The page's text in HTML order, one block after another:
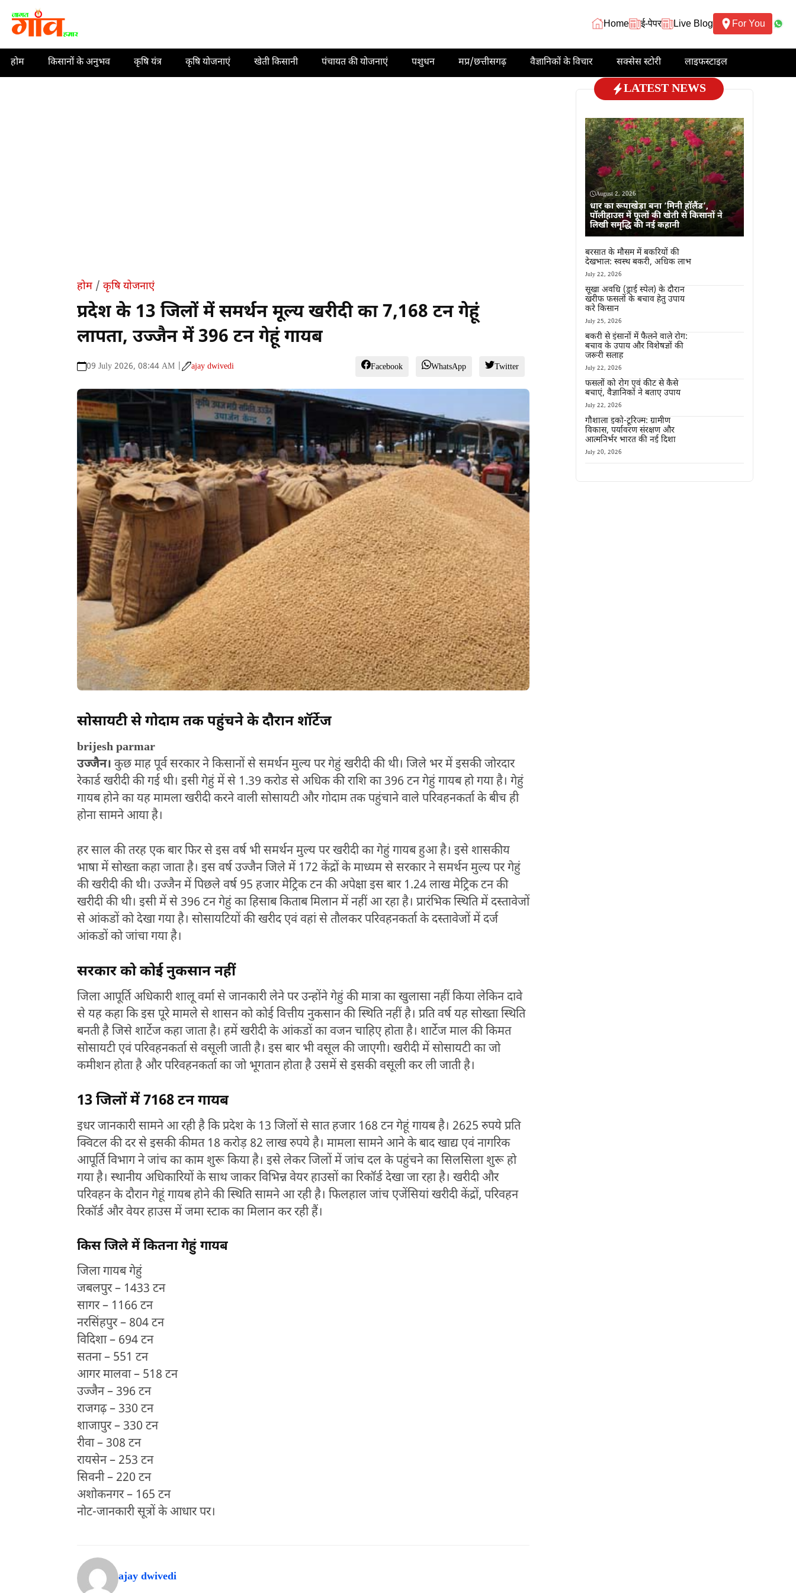
content
Home ई-पेपर Live Blog For You
होम किसानों के अनुभव कृषि यंत्र कृषि योजनाएं खेती किसानी पंचायत की योजनाएं पशुधन मप्र/छत्तीसगढ़ वैज्ञानिकों के विचार सक्सेस स्टोरी लाइफस्टाइल
होम / कृषि योजनाएं
प्रदेश के 13 जिलों में समर्थन मूल्य खरीदी का 7,168 टन गेहूं
लापता, उज्जैन में 396 टन गेहूं गायब
09 July 2026, 08:44 AM | ajay dwivedi Facebook WhatsApp Twitter
सोसायटी से गोदाम तक पहुंचने के दौरान शॉर्टेज
brijesh parmar
उज्जैन। कुछ माह पूर्व सरकार ने किसानों से समर्थन मुल्य पर गेहुं खरीदी की थी। जिले भर में इसकी जोरदार
रेकार्ड खरीदी की गई थी। इसी गेहुं में से 1.39 करोड से अधिक की राशि का 396 टन गेहुं गायब हो गया है। गेहुं
गायब होने का यह मामला खरीदी करने वाली सोसायटी और गोदाम तक पहुंचाने वाले परिवहनकर्ता के बीच ही
होना सामने आया है।
हर साल की तरह एक बार फिर से इस वर्ष भी समर्थन मुल्य पर खरीदी का गेहुं गायब हुआ है। इसे शासकीय
भाषा में सोख्ता कहा जाता है। इस वर्ष उज्जैन जिले में 172 केंद्रों के माध्यम से सरकार ने समर्थन मुल्य पर गेहुं
की खरीदी की थी। उज्जैन में पिछले वर्ष 95 हजार मेट्रिक टन की अपेक्षा इस बार 1.24 लाख मेट्रिक टन की
खरीदी की थी। इसी में से 396 टन गेहुं का हिसाब किताब मिलान में नहीं आ रहा है। प्रारंभिक स्थिति में दस्तावेजों
से आंकडों को देखा गया है। सोसायटियों की खरीद एवं वहां से तौलकर परिवहनकर्ता के दस्तावेजों में दर्ज
आंकडों को जांचा गया है।
सरकार को कोई नुकसान नहीं
जिला आपूर्ति अधिकारी शालू वर्मा से जानकारी लेने पर उन्होंने गेहुं की मात्रा का खुलासा नहीं किया लेकिन दावे
से यह कहा कि इस पूरे मामले से शासन को कोई वित्तीय नुकसान की स्थिति नहीं है। प्रति वर्ष यह सोख्ता स्थिति
बनती है जिसे शार्टेज कहा जाता है। हमें खरीदी के आंकडों का वजन चाहिए होता है। शार्टेज माल की किमत
सोसायटी एवं परिवहनकर्ता से वसूली जाती है। इस बार भी वसूल की जाएगी। खरीदी में सोसायटी का जो
कमीशन होता है और परिवहनकर्ता का जो भूगतान होता है उसमें से इसकी वसूली कर ली जाती है।
13 जिलों में 7168 टन गायब
इधर जानकारी सामने आ रही है कि प्रदेश के 13 जिलों से सात हजार 168 टन गेहूं गायब है। 2625 रुपये प्रति
क्विटल की दर से इसकी कीमत 18 करोड़ 82 लाख रुपये है। मामला सामने आने के बाद खाद्य एवं नागरिक
आपूर्ति विभाग ने जांच का काम शुरू किया है। इसे लेकर जिलों में जांच दल के पहुंचने का सिलसिला शुरू हो
गया है। स्थानीय अधिकारियों के साथ जाकर विभिन्न वेयर हाउसों का रिकॉर्ड देखा जा रहा है। खरीदी और
परिवहन के दौरान गेहूं गायब होने की स्थिति सामने आ रही है। फिलहाल जांच एजेंसियां खरीदी केंद्रों, परिवहन
रिकॉर्ड और वेयर हाउस में जमा स्टाक का मिलान कर रही हैं।
किस जिले में कितना गेहुं गायब
जिला गायब गेहुं
जबलपुर – 1433 टन
सागर – 1166 टन
नरसिंहपुर – 804 टन
विदिशा – 694 टन
सतना – 551 टन
आगर मालवा – 518 टन
उज्जैन – 396 टन
राजगढ़ – 330 टन
शाजापुर – 330 टन
रीवा – 308 टन
रायसेन – 253 टन
सिवनी – 220 टन
अशोकनगर – 165 टन
नोट-जानकारी सूत्रों के आधार पर।
ajay dwivedi
LATEST NEWS
August 2, 2026
धार का रूपाखेड़ा बना ‘मिनी हॉलैंड’,
पॉलीहाउस में फूलों की खेती से किसानों ने
लिखी समृद्धि की नई कहानी
बरसात के मौसम में बकरियों की
देखभाल: स्वस्थ बकरी, अधिक लाभ
July 22, 2026
सूखा अवधि (ड्राई स्पेल) के दौरान
खरीफ फसलों के बचाव हेतु उपाय
करे किसान
July 25, 2026
बकरी से इंसानों में फैलने वाले रोग:
बचाव के उपाय और विशेषज्ञों की
जरूरी सलाह
July 22, 2026
फसलों को रोग एवं कीट से कैसे
बचाएं, वैज्ञानिकों ने बताए उपाय
July 22, 2026
गौशाला इको-टूरिज्म: ग्रामीण
विकास, पर्यावरण संरक्षण और
आत्मनिर्भर भारत की नई दिशा
July 20, 2026